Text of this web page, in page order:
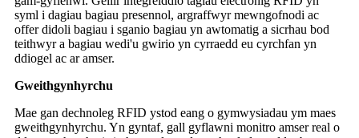
syml i dagiau bagiau presennol, argraffwyr mewngofnodi ac
offer didoli bagiau i sganio bagiau yn awtomatig a sicrhau bod
teithwyr a bagiau wedi'u gwirio yn cyrraedd eu cyrchfan yn
ddiogel ac ar amser.
Gweithgynhyrchu
Mae gan dechnoleg RFID ystod eang o gymwysiadau ym maes
gweithgynhyrchu. Yn gyntaf, gall gyflawni monitro amser real o